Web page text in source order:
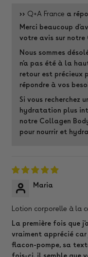
>> Q+A France a
Merci beaucoup
votre avis sur notre
Nous sommes
n’a pas été à la
retour est précieux
répondre à vos
Si vous recherchez
hydratation plus
notre Collagen
pour nourrir et
Maria
Lotion corporelle à la
La première fois que
vraiment apprécié
flacon-pompe, sa
fois-ci, il semble que